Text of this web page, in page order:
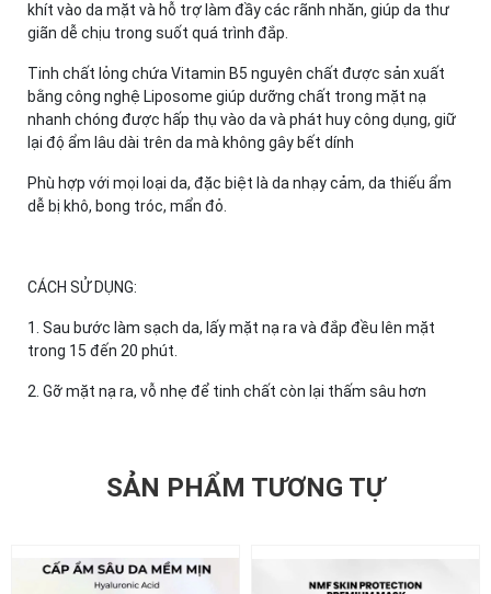
khít vào da mặt và hỗ trợ làm đầy các rãnh nhăn, giúp da thư
giãn dễ chịu trong suốt quá trình đắp.
Tinh chất lỏng chứa Vitamin B5 nguyên chất được sản xuất
bằng công nghệ Liposome giúp dưỡng chất trong mặt nạ
nhanh chóng được hấp thụ vào da và phát huy công dụng, giữ
lại độ ẩm lâu dài trên da mà không gây bết dính
Phù hợp với mọi loại da, đặc biệt là da nhạy cảm, da thiếu ẩm
dễ bị khô, bong tróc, mẩn đỏ.
CÁCH SỬ DỤNG:
1. Sau bước làm sạch da, lấy mặt nạ ra và đắp đều lên mặt
trong 15 đến 20 phút.
2. Gỡ mặt nạ ra, vỗ nhẹ để tinh chất còn lại thấm sâu hơn
SẢN PHẨM TƯƠNG TỰ